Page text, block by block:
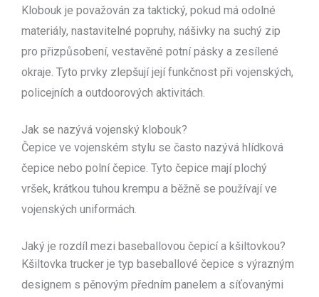
Klobouk je považován za taktický, pokud má odolné
materiály, nastavitelné popruhy, nášivky na suchý zip
pro přizpůsobení, vestavěné potní pásky a zesílené
okraje. Tyto prvky zlepšují její funkčnost při vojenských,
policejních a outdoorových aktivitách.
Jak se nazývá vojenský klobouk?
Čepice ve vojenském stylu se často nazývá hlídková
čepice nebo polní čepice. Tyto čepice mají plochý
vršek, krátkou tuhou krempu a běžně se používají ve
vojenských uniformách.
Jaký je rozdíl mezi baseballovou čepicí a kšiltovkou?
Kšiltovka trucker je typ baseballové čepice s výrazným
designem s pěnovým předním panelem a síťovanými